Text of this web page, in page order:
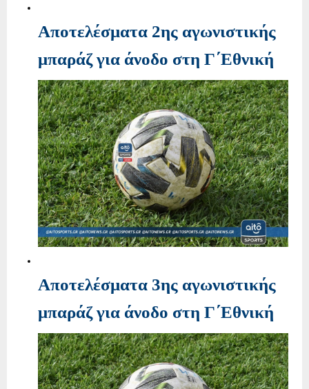
Αποτελέσματα 2ης αγωνιστικής
μπαράζ για άνοδο στη Γ΄Εθνική
Αποτελέσματα 3ης αγωνιστικής
μπαράζ για άνοδο στη Γ΄Εθνική